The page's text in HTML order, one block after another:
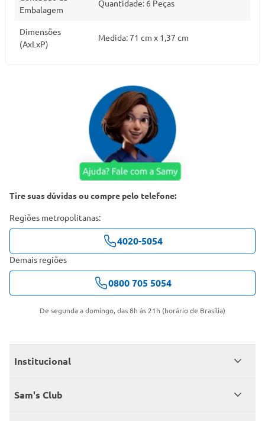
Embalagem
Quantidade: 6 Peças
Dimensões
(AxLxP)
Medida: 71 cm x 1,37 cm
Tire suas dúvidas ou compre pelo telefone:
Regiões metropolitanas:
4020-5054
Demais regiões
0800 705 5054
De segunda a domingo, das 8h às 21h (horário de Brasília)
Institucional
Quem somos
Sam's Club